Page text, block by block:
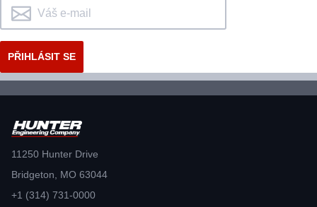
11250 Hunter Drive
Bridgeton, MO 63044
+1 (314) 731-0000